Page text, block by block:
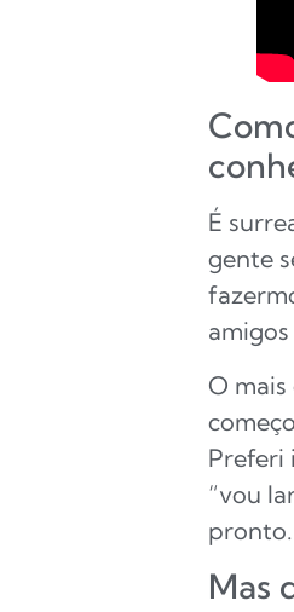
É
gente
amigos
O
Preferi
“vou
Mas